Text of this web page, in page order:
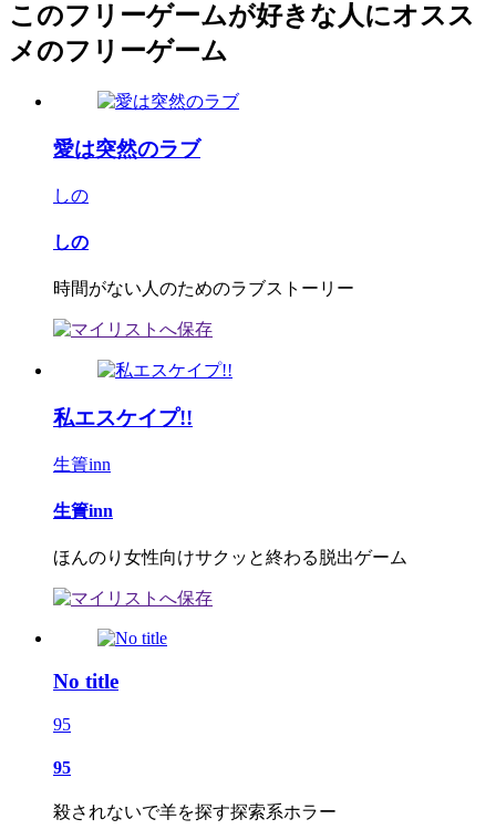
このフリーゲームが好きな人にオスス
メのフリーゲーム
愛は突然のラブ
しの
しの
時間がない人のためのラブストーリー
私エスケイプ!!
生簀inn
生簀inn
ほんのり女性向けサクッと終わる脱出ゲーム
No title
95
95
殺されないで羊を探す探索系ホラー